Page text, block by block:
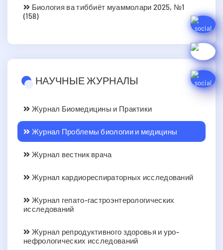
Биология ва тиббиёт муаммолари 2025, №1
(158)
НАУЧНЫЕ ЖУРНАЛЫ
Журнал Биомедицины и Практики
Журнал Проблемы биологии и медицины
Журнал вестник врача
Журнал кардиореспираторных исследований
Журнал гепато-гастроэнтерологических
исследований
Журнал репродуктивного здоровья и уро-
нефрологических исследований